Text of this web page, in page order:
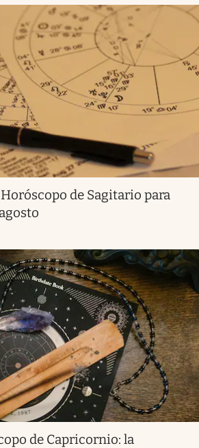
Horóscopo de Sagitario para
de Capricornio: la